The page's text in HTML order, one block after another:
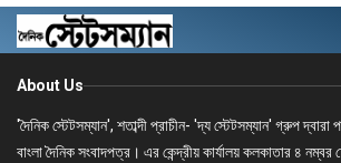
About Us
'দৈনিক স্টেটসম্যান', শতাব্দী প্রাচীন- 'দ্য স্টেটসম্যান' গ্রুপ দ্বারা
বাংলা দৈনিক সংবাদপত্র। এর কেন্দ্রীয় কার্যালয় কলকাতার ৪ নম্বর